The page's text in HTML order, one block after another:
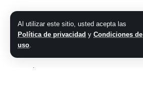
Al utilizar este sitio, usted acepta las
Política de privacidad y Condiciones de
uso.
Comparte este artículo